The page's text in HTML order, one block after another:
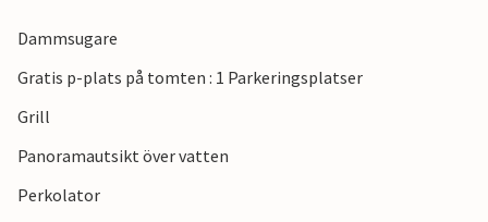
Dammsugare
Gratis p-plats på tomten : 1 Parkeringsplatser
Grill
Panoramautsikt över vatten
Perkolator